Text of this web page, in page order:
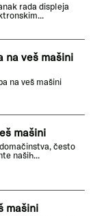
rada displeja
na veš mašini
na veš mašini
mašini
često
naših...
mašini